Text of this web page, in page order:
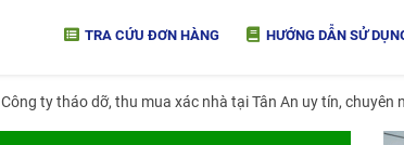
TRA CỨU ĐƠN HÀNG HƯỚNG DẪN SỬ
Công ty tháo dỡ, thu mua xác nhà tại Tân An uy tín, chuyên